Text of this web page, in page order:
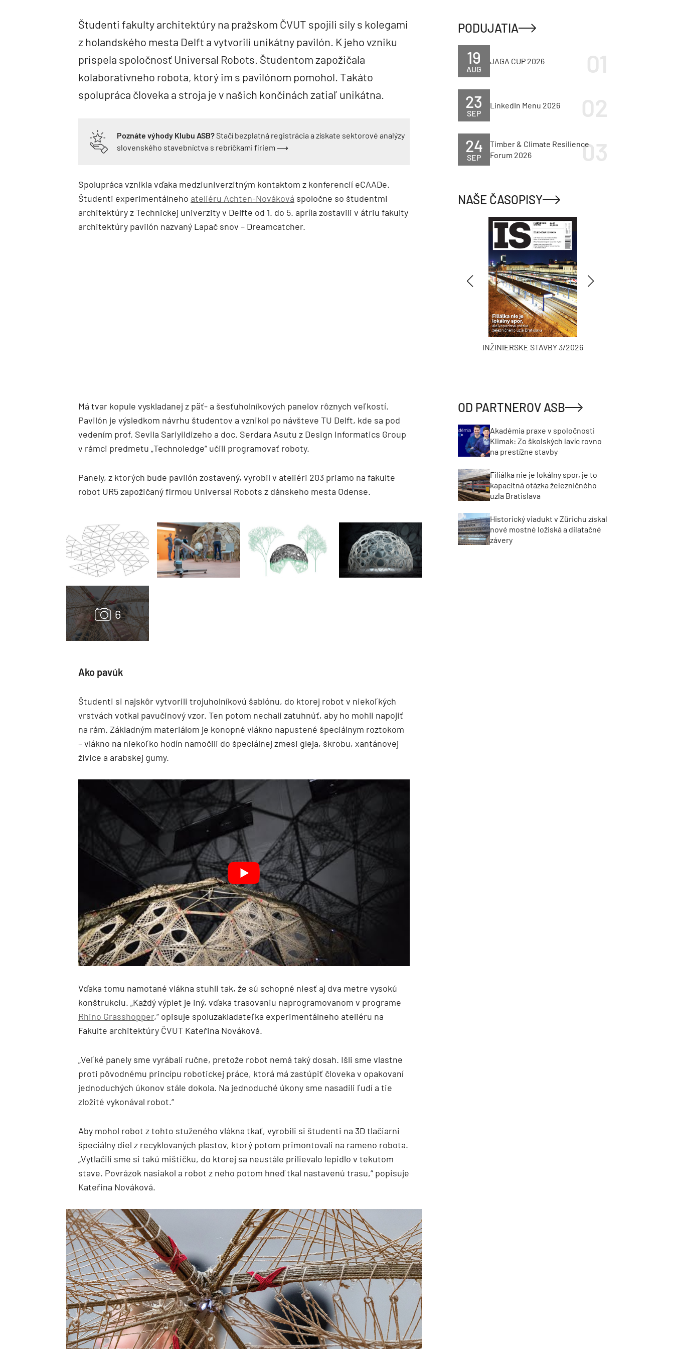
Študenti fakulty architektúry na pražskom ČVUT spojili sily s kolegami
z holandského mesta Delft a vytvorili unikátny pavilón. K jeho vzniku
prispela spoločnosť Universal Robots. Študentom zapožičala
kolaboratívneho robota, ktorý im s pavilónom pomohol. Takáto
spolupráca človeka a stroja je v našich končinách zatiaľ unikátna.
Poznáte výhody Klubu ASB?Stačí bezplatná registrácia a získate sektorové analýzy
slovenského stavebníctva s rebríčkami firiem ⟶
Spolupráca vznikla vďaka medziuniverzitným kontaktom z konferencií eCAADe.
Študenti experimentálneho ateliéru Achten-Nováková spoločne so študentmi
architektúry z Technickej univerzity v Delfte od 1. do 5. apríla zostavili v átriu fakulty
architektúry pavilón nazvaný Lapač snov – Dreamcatcher.
Má tvar kopule vyskladanej z päť- a šesťuholníkových panelov rôznych veľkostí.
Pavilón je výsledkom návrhu študentov a vznikol po návšteve TU Delft, kde sa pod
vedením prof. Sevila Sariyildizeho a doc. Serdara Asutu z Design Informatics Group
v rámci predmetu „Technoledge“ učili programovať roboty.
Panely, z ktorých bude pavilón zostavený, vyrobil v ateliéri 203 priamo na fakulte
robot UR5 zapožičaný firmou Universal Robots z dánskeho mesta Odense.
Ako pavúk
Študenti si najskôr vytvorili trojuholníkovú šablónu, do ktorej robot v niekoľkých
vrstvách votkal pavučinový vzor. Ten potom nechali zatuhnúť, aby ho mohli napojiť
na rám. Základným materiálom je konopné vlákno napustené špeciálnym roztokom
– vlákno na niekoľko hodín namočili do špeciálnej zmesi gleja, škrobu, xantánovej
živice a arabskej gumy.
Vďaka tomu namotané vlákna stuhli tak, že sú schopné niesť aj dva metre vysokú
konštrukciu. „Každý výplet je iný, vďaka trasovaniu naprogramovanom v programe
Rhino Grasshopper,“ opisuje spoluzakladateľka experimentálneho ateliéru na
Fakulte architektúry ČVUT Kateřina Nováková.
„Veľké panely sme vyrábali ručne, pretože robot nemá taký dosah. Išli sme vlastne
proti pôvodnému princípu robotickej práce, ktorá má zastúpiť človeka v opakovaní
jednoduchých úkonov stále dokola. Na jednoduché úkony sme nasadili ľudí a tie
zložité vykonával robot.“
Aby mohol robot z tohto stuženého vlákna tkať, vyrobili si študenti na 3D tlačiarni
špeciálny diel z recyklovaných plastov, ktorý potom primontovali na rameno robota.
„Vytlačili sme si takú mištičku, do ktorej sa neustále prilievalo lepidlo v tekutom
stave. Povrázok nasiakol a robot z neho potom hneď tkal nastavenú trasu,“ popisuje
Kateřina Nováková.
PODUJATIA
AUG
19 JAGA CUP 2026
SEP
23 LinkedIn Menu 2026
SEP
24
Timber & Climate Resilience
Forum 2026
NAŠE ČASOPISY
INŽINIERSKE STAVBY 3/2026
OD PARTNEROV ASB
Akadémia praxe v spoločnosti
Klimak: Zo školských lavíc rovno
na prestížne stavby
Filiálka nie je lokálny spor, je to
kapacitná otázka železničného
uzla Bratislava
Historický viadukt v Zürichu získal
nové mostné ložiská a dilatačné
závery